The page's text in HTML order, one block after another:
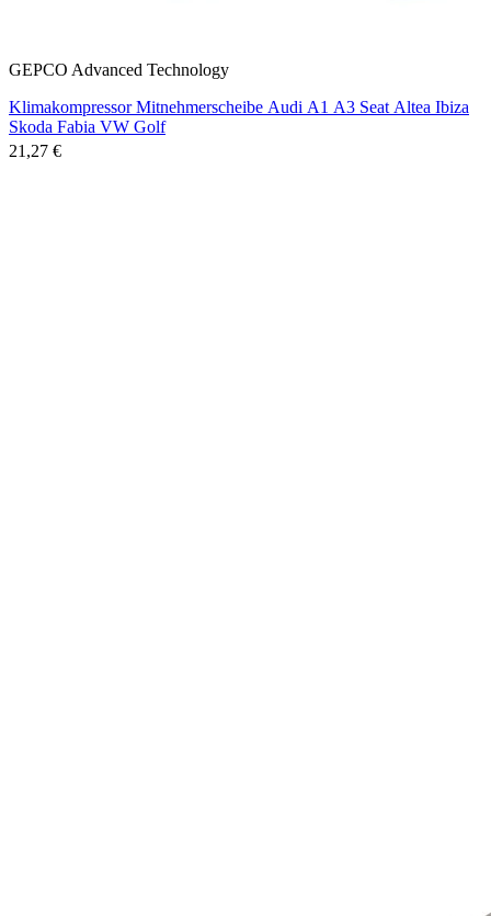
GEPCO Advanced Technology
Klimakompressor Mitnehmerscheibe Audi A1 A3 Seat Altea Ibiza
Skoda Fabia VW Golf
21,27 €